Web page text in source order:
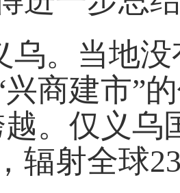
乌。当地
商建市”
。仅义乌
辐射全球